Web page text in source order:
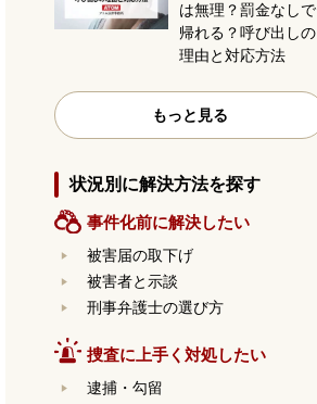
は無理？罰金なしで
帰れる？呼び出しの
理由と対応方法
もっと見る
状況別に解決方法を探す
事件化前に解決したい
被害届の取下げ
被害者と示談
刑事弁護士の選び方
捜査に上手く対処したい
逮捕・勾留